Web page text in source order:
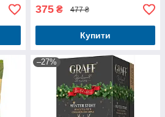
375 ₴ 477 ₴
Купити
–27%